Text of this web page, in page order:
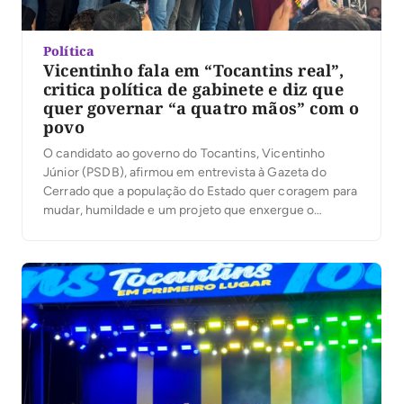
Política
Vicentinho fala em “Tocantins real”,
critica política de gabinete e diz que
quer governar “a quatro mãos” com o
povo
O candidato ao governo do Tocantins, Vicentinho
Júnior (PSDB), afirmou em entrevista à Gazeta do
Cerrado que a população do Estado quer coragem para
mudar, humildade e um projeto que enxergue o
agendas em municípios de […]